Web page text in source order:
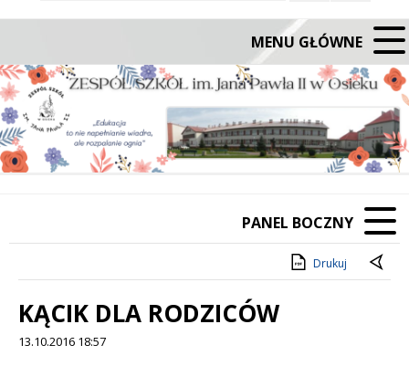
MENU GŁÓWNE
PANEL BOCZNY
Drukuj
KĄCIK DLA RODZICÓW
13.10.2016 18:57